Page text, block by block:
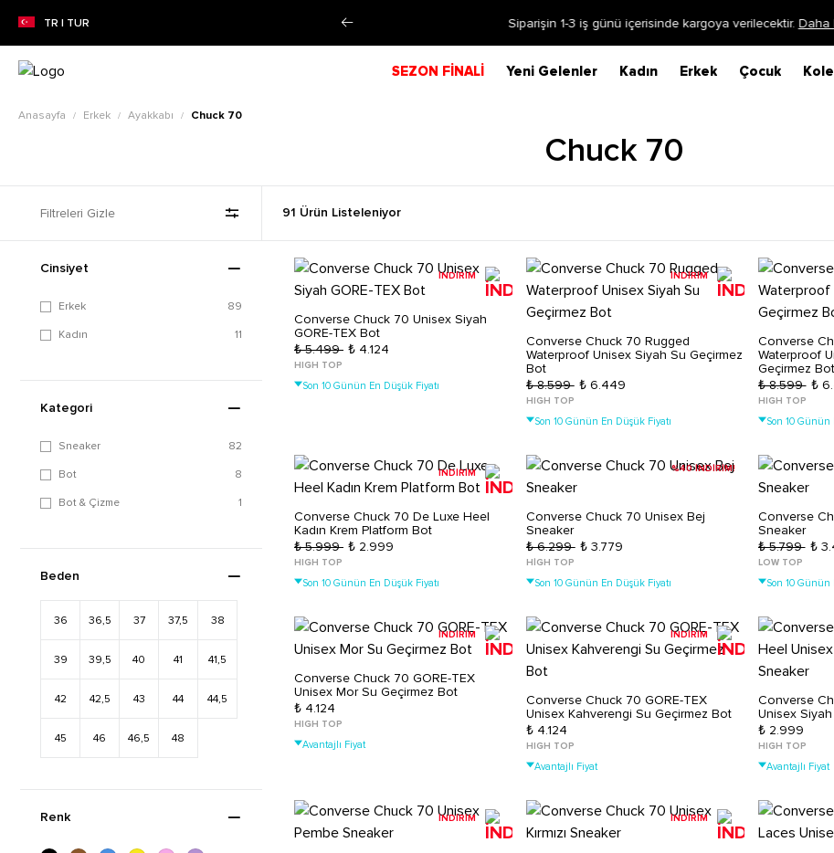
TR | TUR
İNDİRİMİ!Alışverişe Başla! Siparişin 1-3 iş günü içerisinde kargoya verilecektir.Daha Fazla Bilgi
SEZON FİNALİ Yeni Gelenler Kadın Erkek Çocuk
Anasayfa / Erkek / Ayakkabı / Chuck 70
Chuck 70
Filtreleri Gizle 91 Ürün Listeleniyor
Cinsiyet
Erkek 89
Kadın 11
Kategori
Sneaker 82
Bot 8
Bot & Çizme 1
Beden
36 36,5 37 37,5 38
39 39,5 40 41 41,5
42 42,5 43 44 44,5
45 46 46,5 48
Renk
İNDİRİM
Converse Chuck 70 Unisex Siyah
GORE-TEX Bot
₺ 5.499 ₺ 4.124
HIGH TOP
Son 10 Günün En Düşük Fiyatı
İNDİRİM
Converse Chuck 70 Rugged
Waterproof Unisex Siyah Su Geçirmez
Bot
₺ 8.599 ₺ 6.449
HIGH TOP
Son 10 Günün En Düşük Fiyatı
Converse
Waterproof
Geçirmez Bot
₺ 8.599 ₺
HIGH TOP
Son 10 Günün
İNDİRİM
Converse Chuck 70 De Luxe Heel
Kadın Krem Platform Bot
₺ 5.999 ₺ 2.999
HIGH TOP
Son 10 Günün En Düşük Fiyatı
%40 İNDİRİM!
Converse Chuck 70 Unisex Bej
Sneaker
₺ 6.299 ₺ 3.779
HIGH TOP
Son 10 Günün En Düşük Fiyatı
Converse
Sneaker
₺ 5.799 ₺
LOW TOP
Son 10 Günün
İNDİRİM
Converse Chuck 70 GORE-TEX
Unisex Mor Su Geçirmez Bot
₺ 4.124
HIGH TOP
Avantajlı Fiyat
İNDİRİM
Converse Chuck 70 GORE-TEX
Unisex Kahverengi Su Geçirmez Bot
₺ 4.124
HIGH TOP
Avantajlı Fiyat
Converse
Unisex
₺ 2.999
HIGH TOP
Avantajlı Fiyat
İNDİRİM İNDİRİM